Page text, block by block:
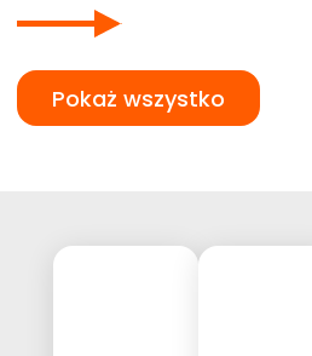
Pokaż wszystko